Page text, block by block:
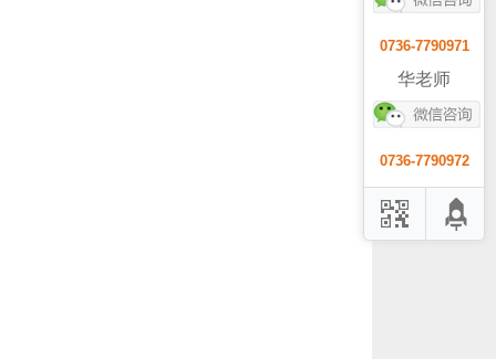
0736-7790971
华老师
0736-7790972